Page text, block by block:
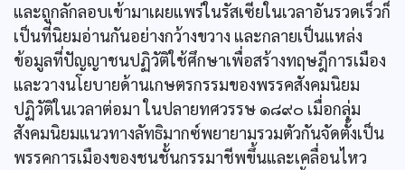
และถูกลักลอบเข้ามาเผยแพร่ในรัสเซียในเวลาอันรวดเร็วก็
เป็นที่นิยมอ่านกันอย่างกว้างขวาง และกลายเป็นแหล่ง
ข้อมูลที่ปัญญาชนปฏิวัติใช้ศึกษาเพื่อสร้างทฤษฎีการเมือง
และวางนโยบายด้านเกษตรกรรมของพรรคสังคมนิยม
ปฏิวัติในเวลาต่อมา ในปลายทศวรรษ ๑๘๙๐ เมื่อกลุ่ม
สังคมนิยมแนวทางลัทธิมากซ์พยายามรวมตัวกันจัดตั้งเป็น
พรรคการเมืองของชนชั้นกรรมาชีพขึ้นและเคลื่อนไหว